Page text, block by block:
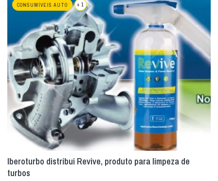
CONSUMÍVEIS AUTO + 1
Iberoturbo distribui Revive, produto para limpeza de
turbos